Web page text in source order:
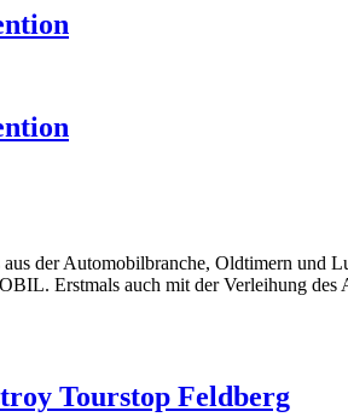
der Automobilbranche, Oldtimern und
Erstmals auch mit der Verleihung
Tourstop Feldberg